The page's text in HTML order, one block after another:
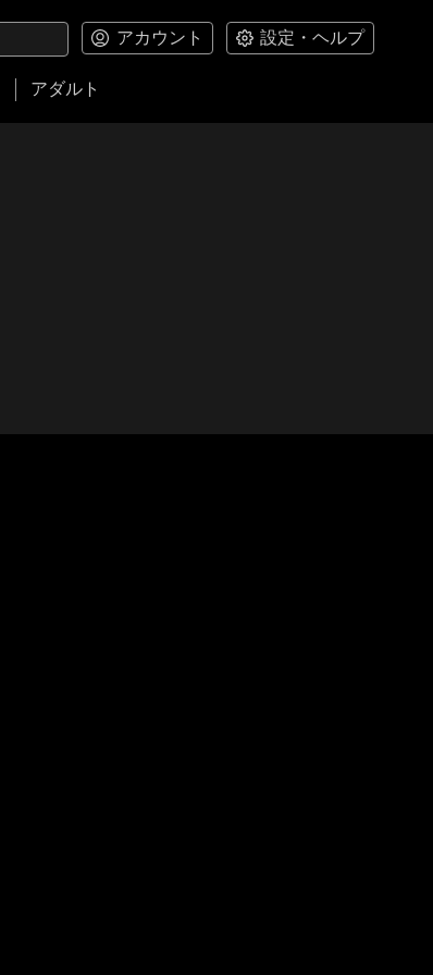
アカウント 設定・ヘルプ
アダルト